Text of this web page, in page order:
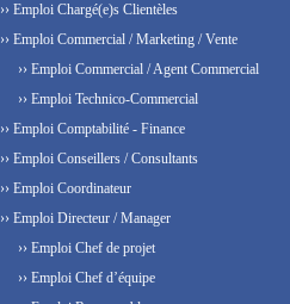
›› Emploi Chargé(e)s Clientèles
›› Emploi Commercial / Marketing / Vente
›› Emploi Commercial / Agent Commercial
›› Emploi Technico-Commercial
›› Emploi Comptabilité - Finance
›› Emploi Conseillers / Consultants
›› Emploi Coordinateur
›› Emploi Directeur / Manager
›› Emploi Chef de projet
›› Emploi Chef d’équipe